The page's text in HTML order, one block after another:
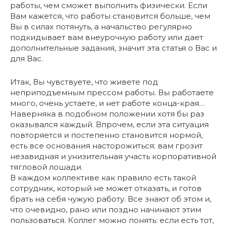
работы, чем сможет выполнить физически. Если
Вам кажется, что работы становится больше, чем
Вы в силах потянуть, а начальство регулярно
подкидывает вам внеурочную работу или дает
дополнительные задания, значит эта статья о Вас и
для Вас.
Итак, Вы чувствуете, что живете под
неприподъемным прессом работы. Вы работаете
много, очень устаете, и нет работе конца-края…
Наверняка в подобном положении хотя бы раз
оказывался каждый. Впрочем, если эта ситуация
повторяется и постепенно становится нормой,
есть все основания насторожиться: вам грозит
незавидная и унизительная участь корпоративной
тягловой лошади.
В каждом коллективе как правило есть такой
сотрудник, который не может отказать, и готов
брать на себя чужую работу. Все знают об этом и,
что очевидно, рано или поздно начинают этим
пользоваться. Коллег можно понять: если есть тот,